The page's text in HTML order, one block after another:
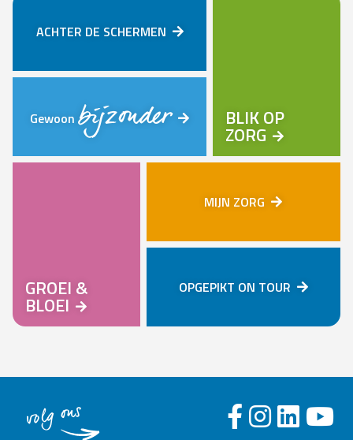
ACHTER DE SCHERMEN
BLIK OP
ZORG
Gewoonbijzonder
GROEI &
BLOEI
MIJN ZORG
OPGEPIKT ON TOUR
volg ons